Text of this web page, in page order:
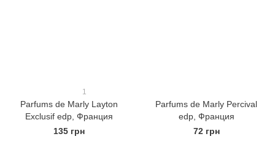
1
Parfums de Marly Layton
Exclusif edp, Франция
135 грн
Parfums de Marly Percival
edp, Франция
72 грн